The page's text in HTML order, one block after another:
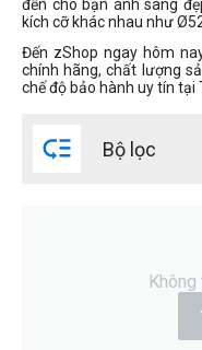
Kích thước filter
40.5mm
49mm
82mm
đến cho bạn ánh sáng
kích cỡ khác nhau như
Đến zShop ngay hôm
chính hãng, chất lượng
chế độ bảo hành uy tín tại
 Bộ lọc